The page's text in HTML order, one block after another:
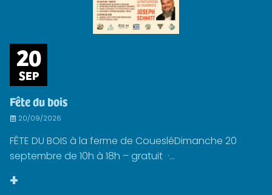
20
SEP
Fête du bois
20/09/2026
FÊTE DU BOIS à la ferme de CouesléDimanche 20
septembre de 10h à 18h – gratuit ·...
+